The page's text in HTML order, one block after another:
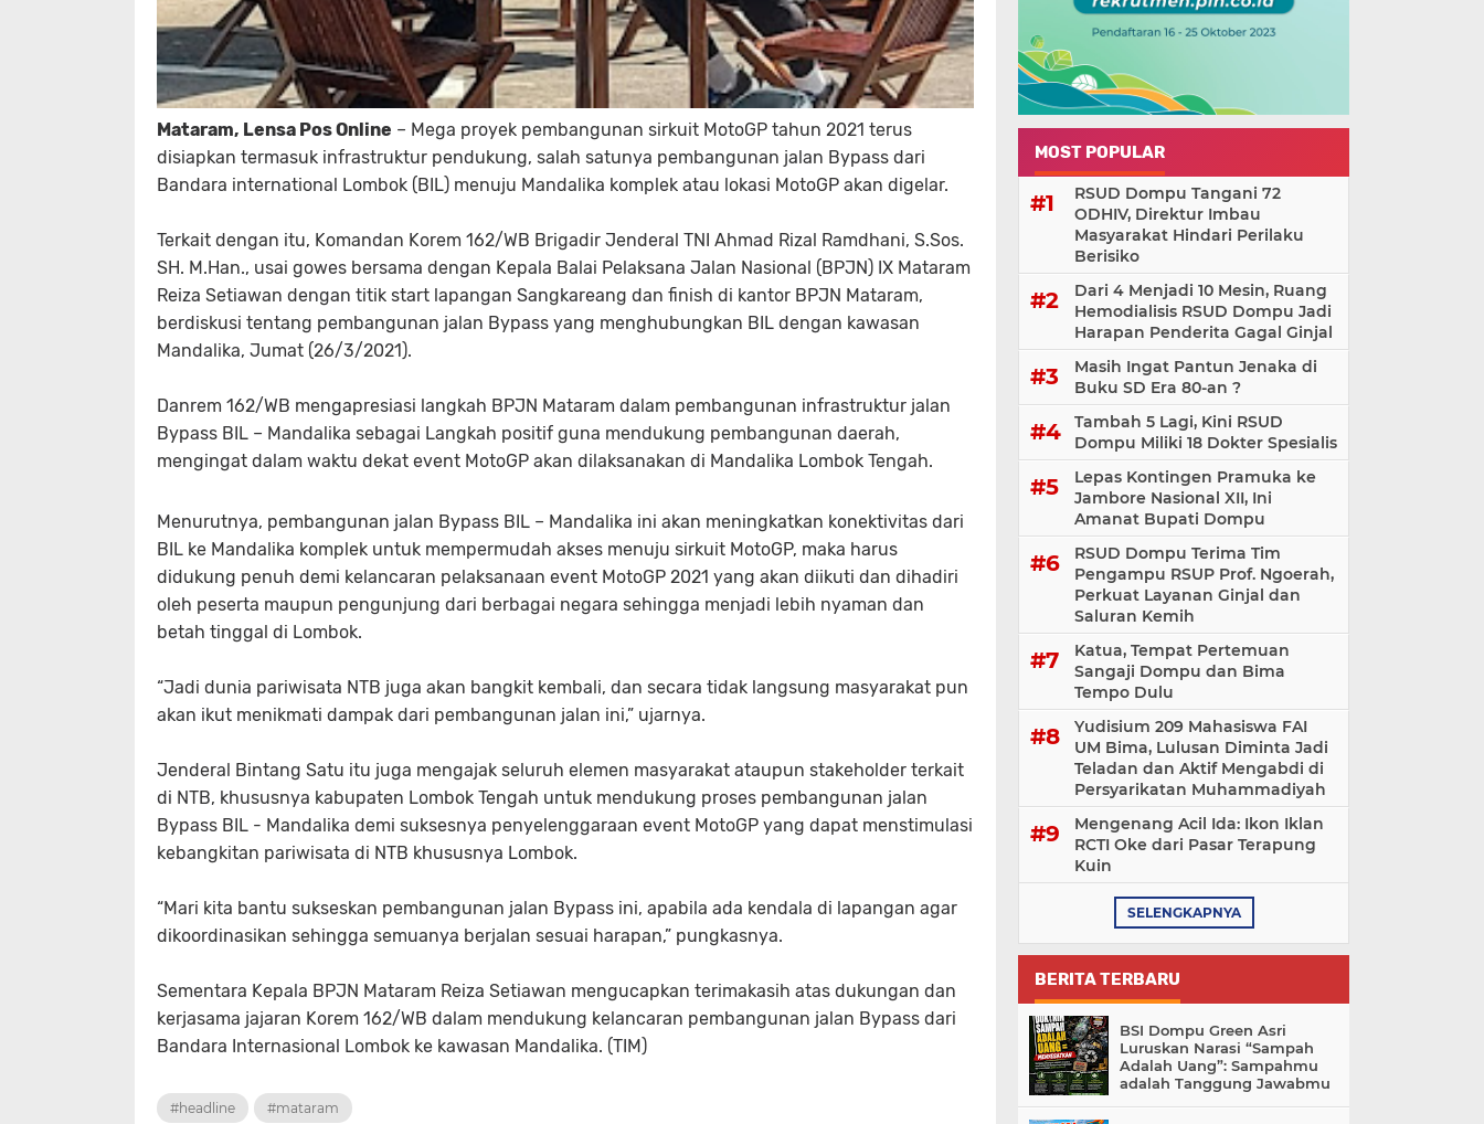
Mataram, Lensa Pos Online – Mega proyek pembangunan sirkuit MotoGP tahun 2021 terus
disiapkan termasuk infrastruktur pendukung, salah satunya pembangunan jalan Bypass dari
Bandara international Lombok (BIL) menuju Mandalika komplek atau lokasi MotoGP akan digelar.
Terkait dengan itu, Komandan Korem 162/WB Brigadir Jenderal TNI Ahmad Rizal Ramdhani, S.Sos.
SH. M.Han., usai gowes bersama dengan Kepala Balai Pelaksana Jalan Nasional (BPJN) IX Mataram
Reiza Setiawan dengan titik start lapangan Sangkareang dan finish di kantor BPJN Mataram,
berdiskusi tentang pembangunan jalan Bypass yang menghubungkan BIL dengan kawasan
Mandalika, Jumat (26/3/2021).
Danrem 162/WB mengapresiasi langkah BPJN Mataram dalam pembangunan infrastruktur jalan
Bypass BIL – Mandalika sebagai Langkah positif guna mendukung pembangunan daerah,
mengingat dalam waktu dekat event MotoGP akan dilaksanakan di Mandalika Lombok Tengah.
Menurutnya, pembangunan jalan Bypass BIL – Mandalika ini akan meningkatkan konektivitas dari
BIL ke Mandalika komplek untuk mempermudah akses menuju sirkuit MotoGP, maka harus
didukung penuh demi kelancaran pelaksanaan event MotoGP 2021 yang akan diikuti dan dihadiri
oleh peserta maupun pengunjung dari berbagai negara sehingga menjadi lebih nyaman dan
betah tinggal di Lombok.
“Jadi dunia pariwisata NTB juga akan bangkit kembali, dan secara tidak langsung masyarakat pun
akan ikut menikmati dampak dari pembangunan jalan ini,” ujarnya.
Jenderal Bintang Satu itu juga mengajak seluruh elemen masyarakat ataupun stakeholder terkait
di NTB, khususnya kabupaten Lombok Tengah untuk mendukung proses pembangunan jalan
Bypass BIL - Mandalika demi suksesnya penyelenggaraan event MotoGP yang dapat menstimulasi
kebangkitan pariwisata di NTB khususnya Lombok.
“Mari kita bantu sukseskan pembangunan jalan Bypass ini, apabila ada kendala di lapangan agar
dikoordinasikan sehingga semuanya berjalan sesuai harapan,” pungkasnya.
Sementara Kepala BPJN Mataram Reiza Setiawan mengucapkan terimakasih atas dukungan dan
kerjasama jajaran Korem 162/WB dalam mendukung kelancaran pembangunan jalan Bypass dari
Bandara Internasional Lombok ke kawasan Mandalika. (TIM)
#headline #mataram
MOST POPULAR
RSUD Dompu Tangani 72
ODHIV, Direktur Imbau
Masyarakat Hindari Perilaku
Berisiko
Dari 4 Menjadi 10 Mesin, Ruang
Hemodialisis RSUD Dompu Jadi
Harapan Penderita Gagal Ginjal
Masih Ingat Pantun Jenaka di
Buku SD Era 80-an ?
Tambah 5 Lagi, Kini RSUD
Dompu Miliki 18 Dokter Spesialis
Lepas Kontingen Pramuka ke
Jambore Nasional XII, Ini
Amanat Bupati Dompu
RSUD Dompu Terima Tim
Pengampu RSUP Prof. Ngoerah,
Perkuat Layanan Ginjal dan
Saluran Kemih
Katua, Tempat Pertemuan
Sangaji Dompu dan Bima
Tempo Dulu
Yudisium 209 Mahasiswa FAI
UM Bima, Lulusan Diminta Jadi
Teladan dan Aktif Mengabdi di
Persyarikatan Muhammadiyah
Mengenang Acil Ida: Ikon Iklan
RCTI Oke dari Pasar Terapung
Kuin
SELENGKAPNYA
BERITA TERBARU
BSI Dompu Green Asri
Luruskan Narasi “Sampah
Adalah Uang”: Sampahmu
adalah Tanggung Jawabmu